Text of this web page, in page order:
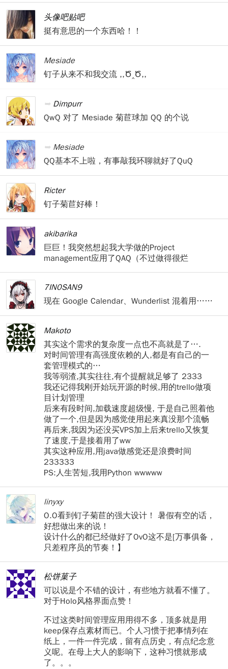
头像吧贴吧
挺有意思的一个东西哈！！
Mesiade
钉子从来不和我交流 ,,Ծ‸Ծ,,
Dimpurr
QwQ 对了 Mesiade 菊苣球加 QQ 的个说
Mesiade
QQ基本不上啦，有事敲我环聊就好了QuQ
Ricter
钉子菊苣好棒！
akibarika
巨巨！我突然想起我大学做的Project
management应用了QAQ（不过做得很烂
7IN0SAN9
现在 Google Calendar、Wunderlist 混着用……
Makoto
其实这个需求的复杂度一点也不高就是了….
对时间管理有高强度依赖的人,都是有自己的一
套管理模式的…
我等弱渣,其实往往,有个提醒就足够了 2333
我还记得我刚开始玩开源的时候,用的trello做项
目计划管理
后来有段时间,加载速度超级慢, 于是自己照着他
做了一个,但是因为感觉使用起来真没那个流畅
再后来,我因为还没买VPS加上后来trello又恢复
了速度,于是接着用了ww
其实这种应用,用java做感觉还是浪费时间
233333
PS:人生苦短,我用Python wwwww
linyxy
O.O看到钉子菊苣的强大设计！ 暑假有空的话，
好想做出来的说！
设计什么的都已经做好了OvO这不是[万事俱备，
只差程序员的节奏！】
松饼菓子
可以说是个不错的设计，有些地方就看不懂了。
对于Holo风格界面点赞！
不过这类时间管理应用用得不多，顶多就是用
keep保存点素材而已。个人习惯于把事情列在
纸上，一件一件完成，留有点历史，有点纪念意
义呢。在母上大人的影响下，这种习惯就形成
了。。。